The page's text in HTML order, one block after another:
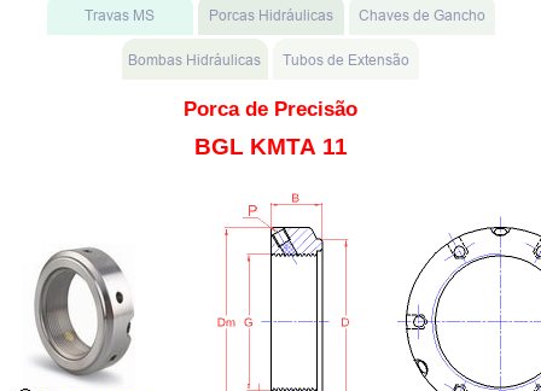
Porca de Precisão
BGL KMTA 11